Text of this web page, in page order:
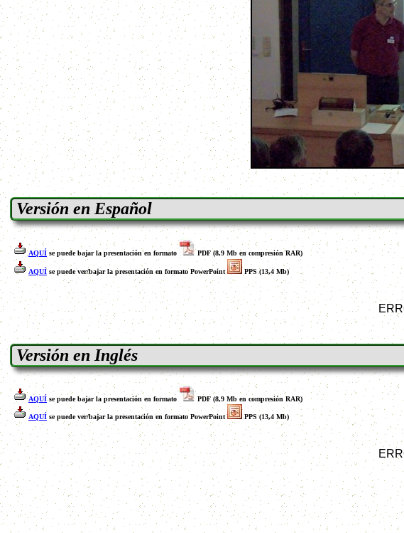
Versión en Español
AQUÍ se puede bajar la presentación en formato PDF (8,9 Mb en compresión RAR)
AQUÍ se puede ver/bajar la presentación en formato PowerPoint PPS (13,4 Mb)
Versión en Inglés
AQUÍse puede bajar la presentación en formato PDF (8,9 Mb en compresión RAR)
AQUÍ se puede ver/bajar la presentación en formato PowerPoint PPS (13,4 Mb)